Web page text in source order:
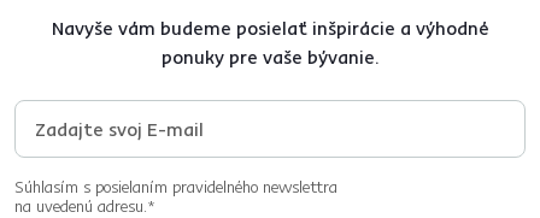
Navyše vám budeme posielať inšpirácie a výhodné
ponuky pre vaše bývanie.
Súhlasím s posielaním pravidelného newslettra
na uvedenú adresu.*